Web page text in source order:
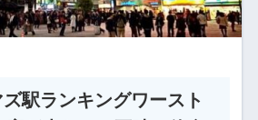
駅ランキングワースト